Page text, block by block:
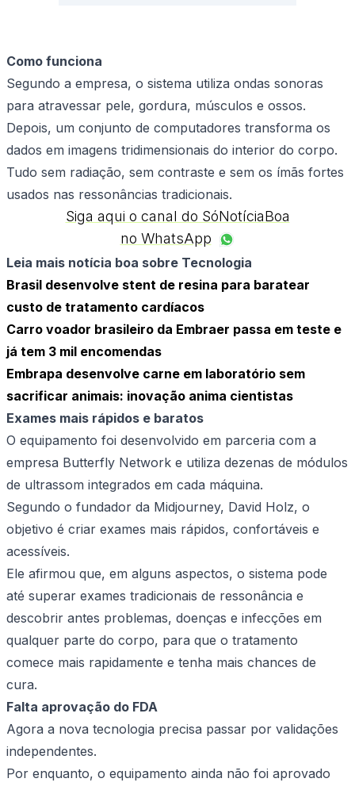
Como funciona
Segundo a empresa, o sistema utiliza ondas sonoras
para atravessar pele, gordura, músculos e ossos.
Depois, um conjunto de computadores transforma os
dados em imagens tridimensionais do interior do corpo.
Tudo sem radiação, sem contraste e sem os ímãs fortes
usados nas ressonâncias tradicionais.
Siga aqui o canal do SóNotíciaBoa
no WhatsApp
Leia mais notícia boa sobre Tecnologia
Brasil desenvolve stent de resina para baratear
custo de tratamento cardíacos
Carro voador brasileiro da Embraer passa em teste e
já tem 3 mil encomendas
Embrapa desenvolve carne em laboratório sem
sacrificar animais: inovação anima cientistas
Exames mais rápidos e baratos
O equipamento foi desenvolvido em parceria com a
empresa Butterfly Network e utiliza dezenas de módulos
de ultrassom integrados em cada máquina.
Segundo o fundador da Midjourney, David Holz, o
objetivo é criar exames mais rápidos, confortáveis e
acessíveis.
Ele afirmou que, em alguns aspectos, o sistema pode
até superar exames tradicionais de ressonância e
descobrir antes problemas, doenças e infecções em
qualquer parte do corpo, para que o tratamento
comece mais rapidamente e tenha mais chances de
cura.
Falta aprovação do FDA
Agora a nova tecnologia precisa passar por validações
independentes.
Por enquanto, o equipamento ainda não foi aprovado